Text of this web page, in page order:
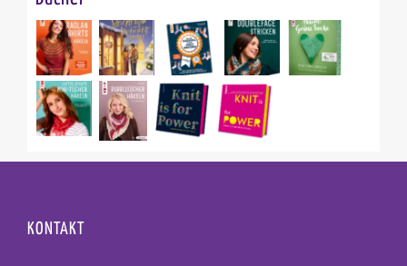
KONTAKT